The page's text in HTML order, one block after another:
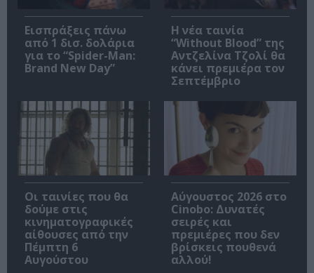
Εισπράξεις πάνω
από 1 δισ. δολάρια
για το “Spider-Man:
Brand New Day”
Η νέα ταινία
“Without Blood” της
Αντζελίνα Τζολί θα
κάνει πρεμιέρα τον
Σεπτέμβριο
Οι ταινίες που θα
δούμε στις
κινηματογραφικές
αίθουσες από την
Πέμπτη 6
Αυγούστου
Αύγουστος 2026 στο
Cinobo: Δυνατές
σειρές και
πρεμιέρες που δεν
βρίσκεις πουθενά
αλλού!